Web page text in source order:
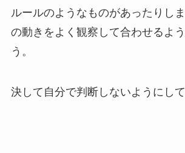
ルールのようなものがあったりし
の動きをよく観察して合わせるよ
う。
決して自分で判断しないようにし